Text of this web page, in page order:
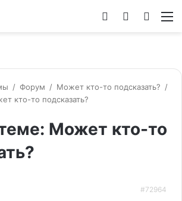
Switch
Войти
/ Форум / Может кто-то подсказать? /
кто-то подсказать?
Может кто-то
#72964